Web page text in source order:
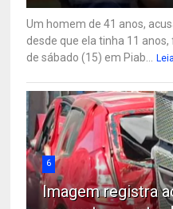
Um homem de 41 anos,
desde que ela tinha 11
de sábado (15) em Piab...
6
Imagem registra